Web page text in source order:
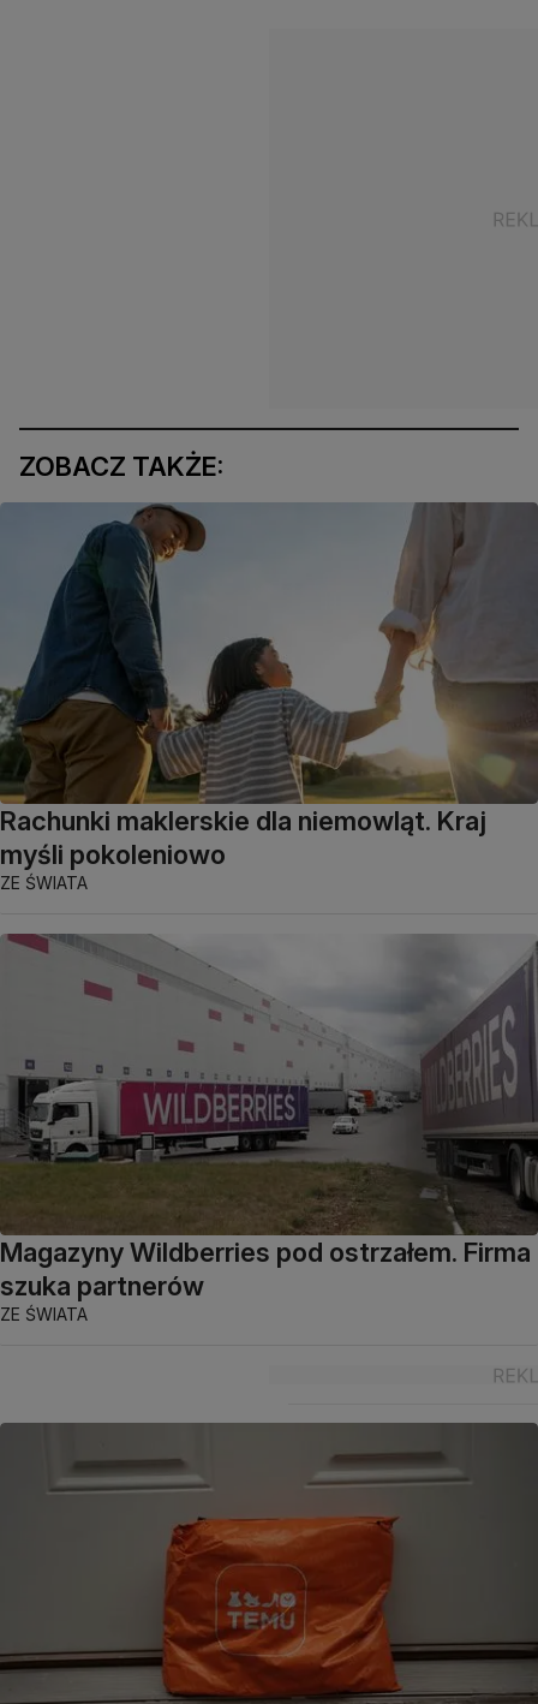
ZOBACZ TAKŻE:
Rachunki maklerskie dla niemowląt. Kraj
myśli pokoleniowo
ZE ŚWIATA
Magazyny Wildberries pod ostrzałem. Firma
szuka partnerów
ZE ŚWIATA